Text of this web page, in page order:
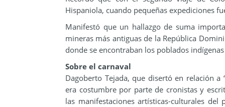
Hispaniola, cuando pequeñas expediciones
Manifestó que un hallazgo de suma
mineras más antiguas de la República
donde se encontraban los poblados
Sobre el carnaval
Dagoberto Tejada, que disertó en relación
era costumbre por parte de cronistas y
las manifestaciones artísticas-culturales